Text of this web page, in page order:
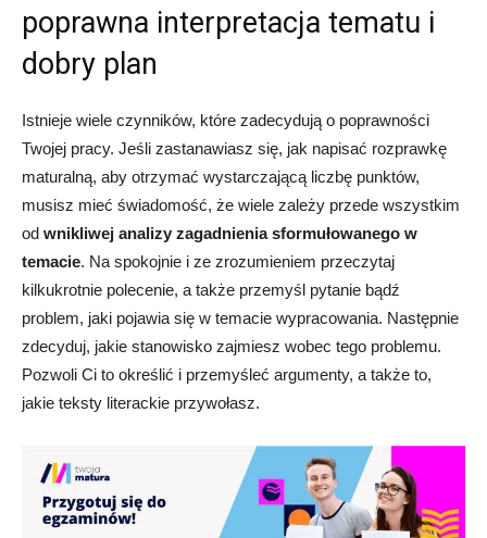
poprawna interpretacja tematu i
dobry plan
Istnieje wiele czynników, które zadecydują o poprawności
Twojej pracy. Jeśli zastanawiasz się, jak napisać rozprawkę
maturalną, aby otrzymać wystarczającą liczbę punktów,
musisz mieć świadomość, że wiele zależy przede wszystkim
od wnikliwej analizy zagadnienia sformułowanego w
temacie. Na spokojnie i ze zrozumieniem przeczytaj
kilkukrotnie polecenie, a także przemyśl pytanie bądź
problem, jaki pojawia się w temacie wypracowania. Następnie
zdecyduj, jakie stanowisko zajmiesz wobec tego problemu.
Pozwoli Ci to określić i przemyśleć argumenty, a także to,
jakie teksty literackie przywołasz.